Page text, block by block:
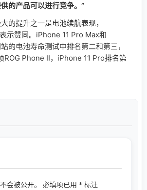
的产品可以进行竞争。”
提升之一是电池续航表现，
示赞同。iPhone 11 Pro Max和
的电池寿命测试中排名第二和第三，
ROG Phone II，iPhone 11 Pro排名第
会被公开。 必填项已用 * 标注